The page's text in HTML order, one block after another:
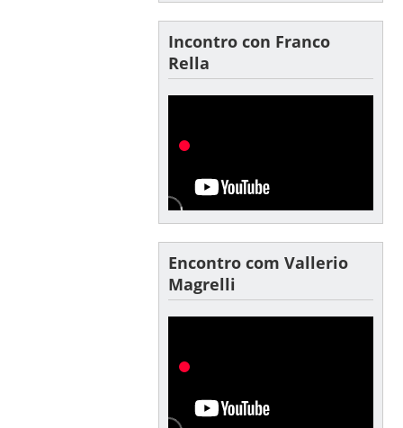
Incontro con Franco
Rella
Encontro com Vallerio
Magrelli